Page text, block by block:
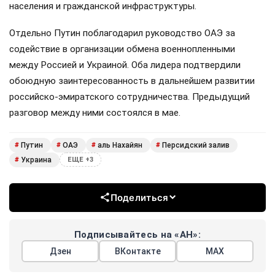
населения и гражданской инфраструктуры.
Отдельно Путин поблагодарил руководство ОАЭ за
содействие в организации обмена военнопленными
между Россией и Украиной. Оба лидера подтвердили
обоюдную заинтересованность в дальнейшем развитии
российско-эмиратского сотрудничества. Предыдущий
разговор между ними состоялся в мае.
# Путин # ОАЭ # аль Нахайян # Персидский залив
# Украина ЕЩЕ +3
Поделиться
Подписывайтесь на «АН»:
Дзен ВКонтакте МАХ